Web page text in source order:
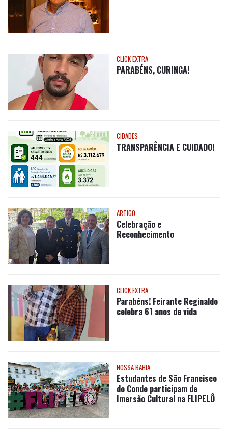
CLICK EXTRA
PARABÉNS, CURINGA!
CIDADES
TRANSPARÊNCIA E CUIDADO!
ARTIGO
Celebração e
Reconhecimento
CLICK EXTRA
Parabéns! Feirante Reginaldo
celebra 61 anos de vida
NOSSA BAHIA
Estudantes de São Francisco
do Conde participam de
Imersão Cultural na FLIPELÔ